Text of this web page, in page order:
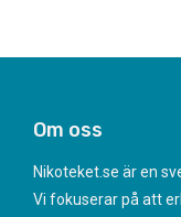
Om oss
Nikoteket.se är en
Vi fokuserar på att